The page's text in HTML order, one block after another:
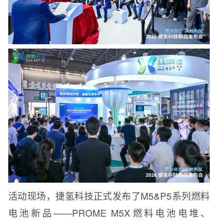
活动现场，捷氢科技正式发布了M5&P5系列燃料
电池新品——PROME M5X燃料电池电堆、